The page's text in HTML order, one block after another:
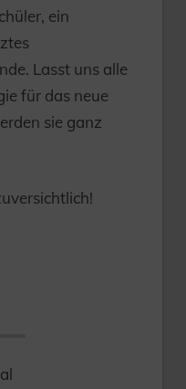
ein
Lasst uns alle
für das neue
sie ganz